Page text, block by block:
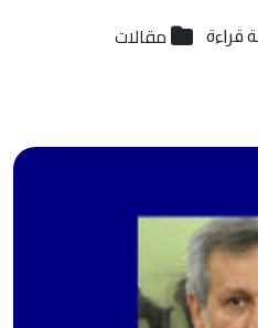
مقالات